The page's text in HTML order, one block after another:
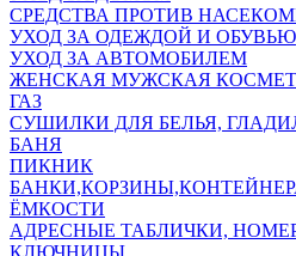
СРЕДСТВА ПРОТИВ
УХОД ЗА ОДЕЖДОЙ И ОБУВЬЮ
УХОД ЗА АВТОМОБИЛЕМ
ЖЕНСКАЯ МУЖСКАЯ
ГАЗ
СУШИЛКИ ДЛЯ БЕЛЬЯ,
БАНЯ
ПИКНИК
ЁМКОСТИ
АДРЕСНЫЕ ТАБЛИЧКИ,
КЛЮЧНИЦЫ